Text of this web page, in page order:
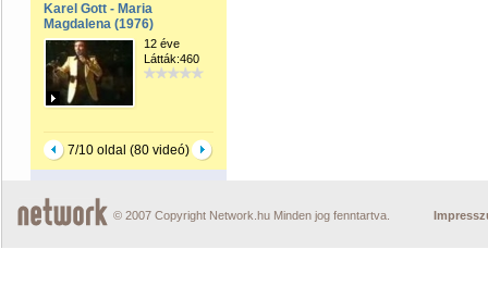
Karel Gott - Maria
Magdalena (1976)
12 éve
Látták:460
7/10 oldal (80 videó)
© 2007 Copyright Network.hu Minden jog fenntartva.